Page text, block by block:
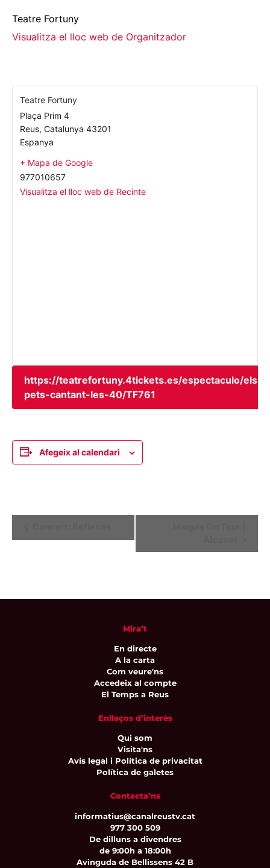
Teatre Fortuny
Visualitza el lloc web de Organitzador
Teatre Fortuny
Plaça Prim 4
Reus, Catalunya 43201
Espanya
+ Mapa de Google
977010657
Visualitza el lloc web de Recinte
https://teatrefortuny.4tickets.es/espectaculo/els-
pets-cantant-les-40/TF761
Afegeix al calendari
d'Esdeveniment
Mira’t
En directe
A la carta
Com veure'ns
Accedeix al compte
El Temps a Reus
Enllaços d’interès
Qui som
Visita'ns
Avís legal i Política de privacitat
Política de galetes
Contacta’ns
informatius@canalreustv.cat
977 300 509
De dilluns a divendres
de 9:00h a 18:00h
Avinguda de Bellissens 42 B